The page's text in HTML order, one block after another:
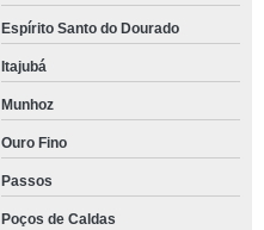
Espírito Santo do Dourado
Itajubá
Munhoz
Ouro Fino
Passos
Poços de Caldas